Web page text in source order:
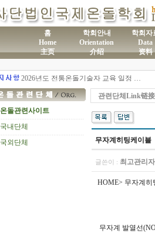
홈
Home
主页
학회안내
Orientation
介绍
학회자
Data
资料
(사)국제온돌학회 연간 기부금 모금액 및 활용실적 명세서
2026년도 전통온돌기술자 교육 일정 안내
제60차 전통온돌기술자 교육 모집
제59차 전통온돌기술자 1,2급 교육과정 모집 안내
온돌관련사이트
국내단체
국외단체
관련단체Link链
무자계히팅케이블
글쓴이 : 최고관리자
HOME> 무자계히
무자계 발열선